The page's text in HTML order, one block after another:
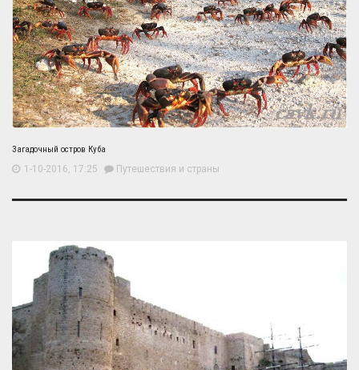
Загадочный остров Куба
1-10-2016, 17:25 Путешествия и страны